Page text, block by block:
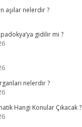
aşılar nelerdir ?
gidilir mi ?
nelerdir ?
Hangi Konular Çıkacak ?